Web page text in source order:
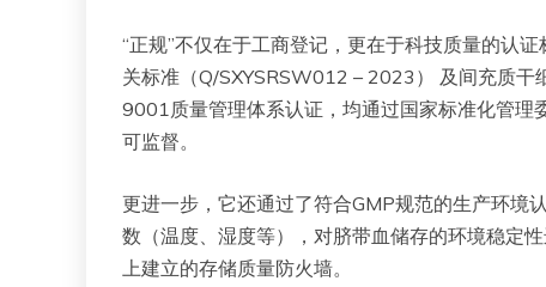
“正规”不仅在于工商登记，更在于科技质量的认
关标准（Q/SXYSRSW012 – 2023） 及间充质
9001质量管理体系认证，均通过国家标准化管理
可监督。
更进一步，它还通过了符合GMP规范的生产环境
数（温度、湿度等），对脐带血储存的环境稳定
上建立的存储质量防火墙。